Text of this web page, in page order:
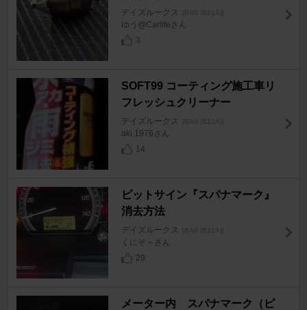
デイズルークス [BA0 (B21A)]
ゆう@Carlifeさん
3
SOFT99 コーティング施工車リ
フレッシュクリーナー
デイズルークス [BA0 (B21A)]
aki 1976さん
14
ピットサイン『スパナマーク』
消去方法
デイズルークス [BA0 (B21A)]
くにぞ～さん
29
メーター内 スパナマーク（ピ